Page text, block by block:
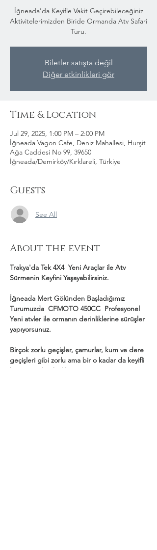
İğneada'da Keyifle Vakit Geçirebileceğiniz
Aktivitelerimizden Biride Ormanda Atv Safari
Turu.
Biletler satışta değil
Diğer etkinlikleri gör
Time & Location
Jul 29, 2025, 1:00 PM – 2:00 PM
İğneada Vagon Cafe, Deniz Mahallesi, Hurşit
Ağa Caddesi No 99, 39650
İğneada/Demirköy/Kırklareli, Türkiye
Guests
See All
About the event
Trakya'da Tek 4X4  Yeni Araçlar ile Atv
Sürmenin Keyfini Yaşayabilirsiniz.
İğneada Mert Gölünden Başladığımız
Turumuzda  CFMOTO 450CC  Profesyonel
Yeni atvler ile ormanın derinliklerine sürüşler
yapıyorsunuz.
Birçok zorlu geçişler, çamurlar, kum ve dere
geçişleri gibi zorlu ama bir o kadar da keyifli
bir rota sizleri bekliyor.